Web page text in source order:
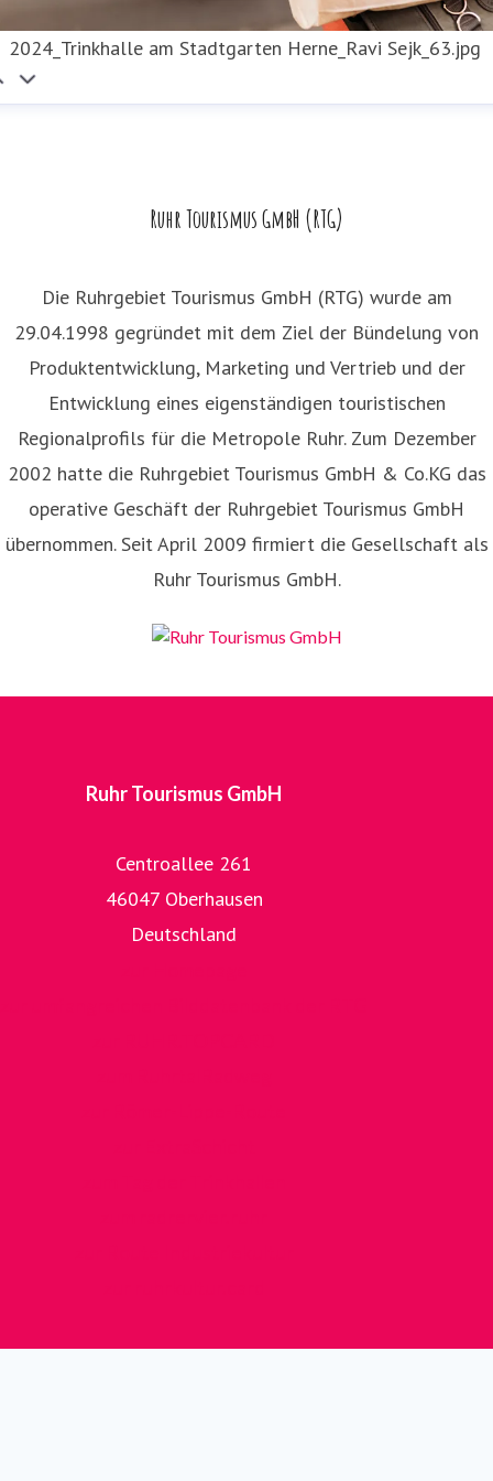
2024_Trinkhalle am Stadtgarten Herne_Ravi Sejk_63.jpg
Ruhr Tourismus GmbH (RTG)
Die Ruhrgebiet Tourismus GmbH (RTG) wurde am
29.04.1998 gegründet mit dem Ziel der Bündelung von
Produktentwicklung, Marketing und Vertrieb und der
Entwicklung eines eigenständigen touristischen
Regionalprofils für die Metropole Ruhr. Zum Dezember
2002 hatte die Ruhrgebiet Tourismus GmbH & Co.KG das
operative Geschäft der Ruhrgebiet Tourismus GmbH
übernommen. Seit April 2009 firmiert die Gesellschaft als
Ruhr Tourismus GmbH.
Ruhr Tourismus GmbH
Centroallee 261
46047 Oberhausen
Deutschland